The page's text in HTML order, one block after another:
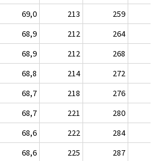
69,0 213
259
68,9 212
264
68,9 212
268
68,8 214
272
68,7 218
276
68,7 221
280
68,6 222
284
68,6 225
287